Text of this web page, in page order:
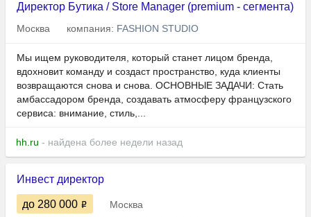
Директор Бутика / Store Manager (premium - сегмента)
Москва компания: FASHION STUDIO
Мы ищем руководителя, который станет лицом бренда,
вдохновит команду и создаст пространство, куда клиенты
возвращаются снова и снова. ОСНОВНЫЕ ЗАДАЧИ: Стать
амбассадором бренда, создавать атмосферу французского
сервиса: внимание, стиль,...
hh.ru - найдена более недели назад
Инвест директор
до 280 000
Москва